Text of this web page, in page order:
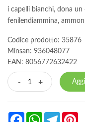
i capelli bianchi, dona
fenilendiammina,
Codice prodotto: 35876
Minsan: 936048077
EAN: 8056772632422
- +
FacebookWhatsAppTelegram